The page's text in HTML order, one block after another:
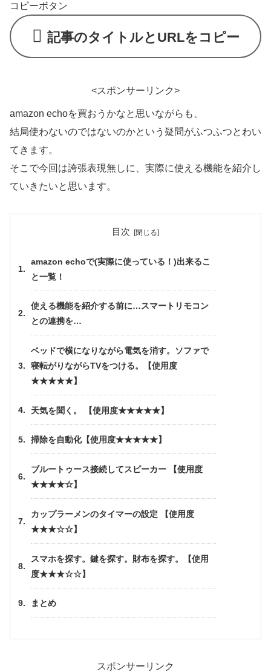
コピーボタン
記事のタイトルとURLをコピー
<スポンサーリンク>
amazon echoを買おうかなと思いながらも、
結局使わないのではないのかという疑問がふつふつとわい
てきます。
そこで今回は誇張表現無しに、実際に使える機能を紹介し
ていきたいと思います。
目次
amazon echoで(実際に使っている！)出来るこ
と一覧！
使える機能を紹介する前に…スマートリモコン
との連携を…
ベッドで横になりながら電気を消す。ソファで
寝転がりながらTVをつける。【使用度
★★★★★】
天気を聞く。 【使用度★★★★★】
掃除を自動化【使用度★★★★★】
ブルートゥース接続してスピーカー 【使用度
★★★★☆】
カップラーメンのタイマーの設定 【使用度
★★★☆☆】
スマホを探す。鍵を探す。財布を探す。【使用
度★★★☆☆】
まとめ
スポンサーリンク